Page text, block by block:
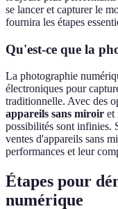
se lancer et capturer le
fournira les étapes
Qu'est-ce que la
La photographie
électroniques pour
traditionnelle. Avec des
appareils sans miroir et
possibilités sont infinies.
ventes d'appareils sans
performances et leur
Étapes pour
numérique